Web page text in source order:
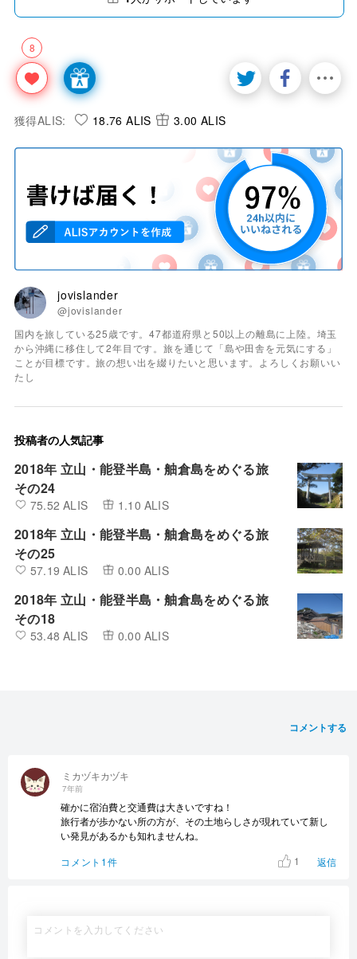
8
獲得ALIS: 18.76 ALIS 3.00 ALIS
jovislander
@jovislander
国内を旅している25歳です。47都道府県と50以上の離島に上陸。埼玉
から沖縄に移住して2年目です。旅を通じて「島や田舎を元気にする」
ことが目標です。旅の想い出を綴りたいと思います。よろしくお願いい
たし
投稿者の人気記事
2018年 立山・能登半島・舳倉島をめぐる旅
その24
75.52 ALIS 1.10 ALIS
2018年 立山・能登半島・舳倉島をめぐる旅
その25
57.19 ALIS 0.00 ALIS
2018年 立山・能登半島・舳倉島をめぐる旅
その18
53.48 ALIS 0.00 ALIS
コメントする
ミカヅキカヅキ
7年前
確かに宿泊費と交通費は大きいですね！
旅行者が歩かない所の方が、その土地らしさが現れていて新し
い発見があるかも知れませんね。
コメント1件
1 返信